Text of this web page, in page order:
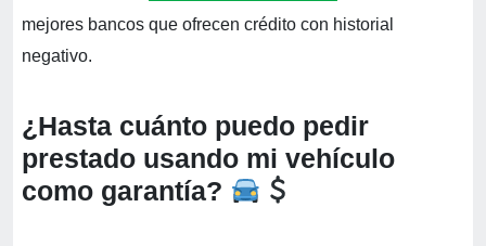
mejores bancos que ofrecen crédito con historial
negativo.
¿Hasta cuánto puedo pedir
prestado usando mi vehículo
como garantía?